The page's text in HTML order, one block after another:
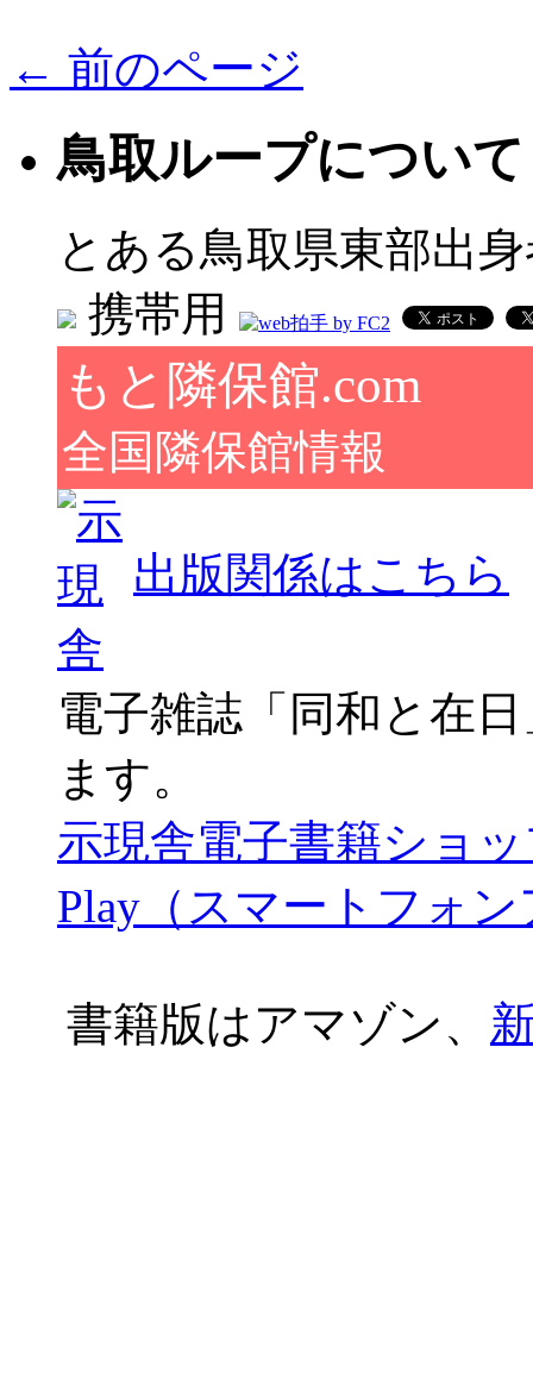
← 前のページ
鳥取ループについて
とある鳥取県東部出
携帯用
もと隣保館.com
全国隣保館情報
出版関係はこちら
電子雑誌「同和と在
ます。
示現舎電子書籍ショ
Play（スマートフォ
書籍版はアマゾン、